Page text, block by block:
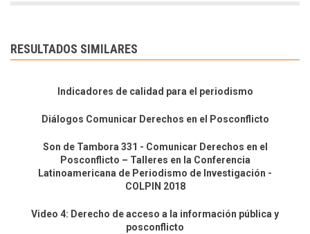
RESULTADOS SIMILARES
Indicadores de calidad para el periodismo
Diálogos Comunicar Derechos en el Posconflicto
Son de Tambora 331 - Comunicar Derechos en el
Posconflicto – Talleres en la Conferencia
Latinoamericana de Periodismo de Investigación -
COLPIN 2018
Video 4: Derecho de acceso a la información pública y
posconflicto